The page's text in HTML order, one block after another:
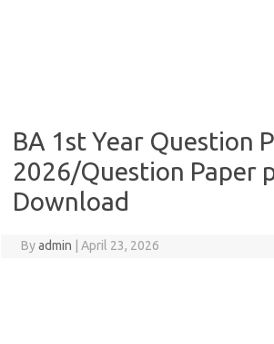
BA 1st Year Question
2026/Question Paper
Download
Byadmin April 23, 2026